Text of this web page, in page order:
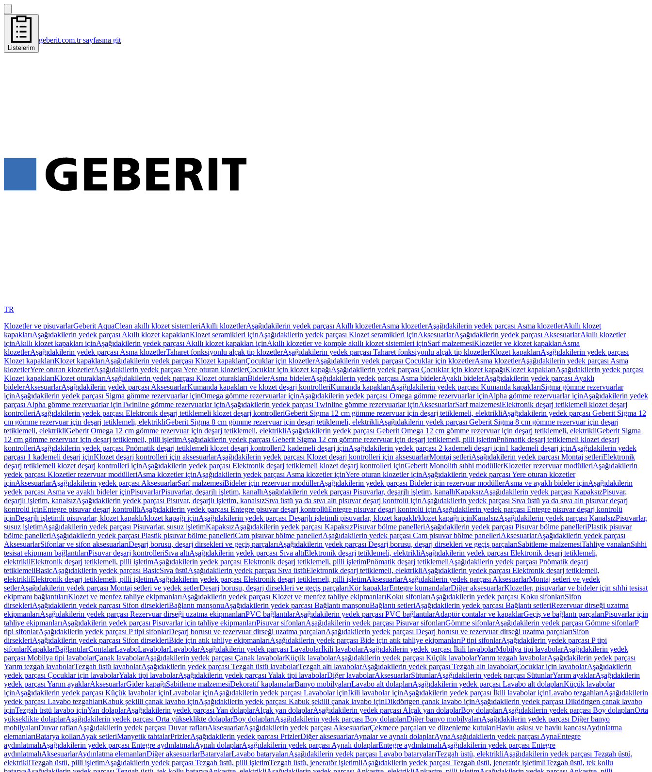
Listelerim
geberit.com.tr sayfasına git
TR
Klozetler ve pisuvarlarGeberit AquaClean akıllı klozet sistemleriAkıllı klozetlerAşağıdakilerin yedek parçası Akıllı klozetlerAsma klozetlerAşağıdakilerin yedek parçası Asma klozetlerAkıllı klozet
kapaklarıAşağıdakilerin yedek parçası Akıllı klozet kapaklarıKlozet seramikleri içinAşağıdakilerin yedek parçası Klozet seramikleri içinAksesuarlarAşağıdakilerin yedek parçası AksesuarlarAkıllı klozetler
içinAkıllı klozet kapakları içinAşağıdakilerin yedek parçası Akıllı klozet kapakları içinAkıllı klozetler ve komple akıllı klozet sistemleri içinSarf malzemesiKlozetler ve klozet kapaklarıAsma
klozetlerAşağıdakilerin yedek parçası Asma klozetlerTaharet fonksiyonlu alçak tip klozetlerAşağıdakilerin yedek parçası Taharet fonksiyonlu alçak tip klozetlerKlozet kapaklarıAşağıdakilerin yedek parçası
Klozet kapaklarıKlozet kapaklarıAşağıdakilerin yedek parçası Klozet kapaklarıÇocuklar için klozetlerAşağıdakilerin yedek parçası Çocuklar için klozetlerAsma klozetlerAşağıdakilerin yedek parçası Asma
klozetlerYere oturan klozetlerAşağıdakilerin yedek parçası Yere oturan klozetlerÇocuklar için klozet kapağıAşağıdakilerin yedek parçası Çocuklar için klozet kapağıKlozet kapaklarıAşağıdakilerin yedek parçası
Klozet kapaklarıKlozet oturaklarıAşağıdakilerin yedek parçası Klozet oturaklarıBidelerAsma bidelerAşağıdakilerin yedek parçası Asma bidelerAyaklı bidelerAşağıdakilerin yedek parçası Ayaklı
bidelerAksesuarlarAşağıdakilerin yedek parçası AksesuarlarKumanda kapakları ve klozet deşarj kontrolleriKumanda kapaklarıAşağıdakilerin yedek parçası Kumanda kapaklarıSigma gömme rezervuarlar
içinAşağıdakilerin yedek parçası Sigma gömme rezervuarlar içinOmega gömme rezervuarlar içinAşağıdakilerin yedek parçası Omega gömme rezervuarlar içinAlpha gömme rezervuarlar içinAşağıdakilerin yedek
parçası Alpha gömme rezervuarlar içinTwinline gömme rezervuarlar içinAşağıdakilerin yedek parçası Twinline gömme rezervuarlar içinAksesuarlarSarf malzemesiElektronik deşarj tetiklemeli klozet deşarj
kontrolleriAşağıdakilerin yedek parçası Elektronik deşarj tetiklemeli klozet deşarj kontrolleriGeberit Sigma 12 cm gömme rezervuar için deşarj tetiklemeli, elektrikliAşağıdakilerin yedek parçası Geberit Sigma 12
cm gömme rezervuar için deşarj tetiklemeli, elektrikliGeberit Sigma 8 cm gömme rezervuar için deşarj tetiklemeli, elektrikliAşağıdakilerin yedek parçası Geberit Sigma 8 cm gömme rezervuar için deşarj
tetiklemeli, elektrikliGeberit Omega 12 cm gömme rezervuar için deşarj tetiklemeli, elektrikliAşağıdakilerin yedek parçası Geberit Omega 12 cm gömme rezervuar için deşarj tetiklemeli, elektrikliGeberit Sigma
12 cm gömme rezervuar için deşarj tetiklemeli, pilli işletimAşağıdakilerin yedek parçası Geberit Sigma 12 cm gömme rezervuar için deşarj tetiklemeli, pilli işletimPnömatik deşarj tetiklemeli klozet deşarj
kontrolleriAşağıdakilerin yedek parçası Pnömatik deşarj tetiklemeli klozet deşarj kontrolleri2 kademeli deşarj içinAşağıdakilerin yedek parçası 2 kademeli deşarj için1 kademeli deşarj içinAşağıdakilerin yedek
parçası 1 kademeli deşarj içinKlozet deşarj kontrolleri için aksesuarlarAşağıdakilerin yedek parçası Klozet deşarj kontrolleri için aksesuarlarMontaj setleriAşağıdakilerin yedek parçası Montaj setleriElektronik
deşarj tetiklemeli klozet deşarj kontrolleri içinAşağıdakilerin yedek parçası Elektronik deşarj tetiklemeli klozet deşarj kontrolleri içinGeberit Monolith sıhhi modüllerKlozetler rezervuar modülleriAşağıdakilerin
yedek parçası Klozetler rezervuar modülleriAsma klozetler içinAşağıdakilerin yedek parçası Asma klozetler içinYere oturan klozetler içinAşağıdakilerin yedek parçası Yere oturan klozetler
içinAksesuarlarAşağıdakilerin yedek parçası AksesuarlarSarf malzemesiBideler için rezervuar modüllerAşağıdakilerin yedek parçası Bideler için rezervuar modüllerAsma ve ayaklı bideler içinAşağıdakilerin
yedek parçası Asma ve ayaklı bideler içinPisuvarlarPisuvarlar, deşarjlı işletim, kanallıAşağıdakilerin yedek parçası Pisuvarlar, deşarjlı işletim, kanallıKapaksızAşağıdakilerin yedek parçası KapaksızPisuvar,
deşarjlı işletim, kanalsızAşağıdakilerin yedek parçası Pisuvar, deşarjlı işletim, kanalsızSıva üstü ya da sıva altı pisuvar deşarj kontrolü içinAşağıdakilerin yedek parçası Sıva üstü ya da sıva altı pisuvar deşarj
kontrolü içinEntegre pisuvar deşarj kontrollüAşağıdakilerin yedek parçası Entegre pisuvar deşarj kontrollüEntegre pisuvar deşarj kontrolü içinAşağıdakilerin yedek parçası Entegre pisuvar deşarj kontrolü
içinDeşarjlı işletimli pisuvarlar, klozet kapaklı/klozet kapağı içinAşağıdakilerin yedek parçası Deşarjlı işletimli pisuvarlar, klozet kapaklı/klozet kapağı içinKanalsızAşağıdakilerin yedek parçası KanalsızPisuvarlar,
susuz işletimAşağıdakilerin yedek parçası Pisuvarlar, susuz işletimKapaksızAşağıdakilerin yedek parçası KapaksızPisuvar bölme panelleriAşağıdakilerin yedek parçası Pisuvar bölme panelleriPlastik pisuvar
bölme panelleriAşağıdakilerin yedek parçası Plastik pisuvar bölme panelleriCam pisuvar bölme panelleriAşağıdakilerin yedek parçası Cam pisuvar bölme panelleriAksesuarlarAşağıdakilerin yedek parçası
AksesuarlarSifonlar ve sifon aksesuarlarıDeşarj borusu, deşarj dirsekleri ve geçiş parçalarıAşağıdakilerin yedek parçası Deşarj borusu, deşarj dirsekleri ve geçiş parçalarıSabitleme malzemesiTahliye vanalarıSıhhi
tesisat ekipmanı bağlantılarıPisuvar deşarj kontrolleriSıva altıAşağıdakilerin yedek parçası Sıva altıElektronik deşarj tetiklemeli, elektrikliAşağıdakilerin yedek parçası Elektronik deşarj tetiklemeli,
elektrikliElektronik deşarj tetiklemeli, pilli işletimAşağıdakilerin yedek parçası Elektronik deşarj tetiklemeli, pilli işletimPnömatik deşarj tetiklemeliAşağıdakilerin yedek parçası Pnömatik deşarj
tetiklemeliBasicAşağıdakilerin yedek parçası BasicSıva üstüAşağıdakilerin yedek parçası Sıva üstüElektronik deşarj tetiklemeli, elektrikliAşağıdakilerin yedek parçası Elektronik deşarj tetiklemeli,
elektrikliElektronik deşarj tetiklemeli, pilli işletimAşağıdakilerin yedek parçası Elektronik deşarj tetiklemeli, pilli işletimAksesuarlarAşağıdakilerin yedek parçası AksesuarlarMontaj setleri ve yedek
setlerAşağıdakilerin yedek parçası Montaj setleri ve yedek setlerDeşarj borusu, deşarj dirsekleri ve geçiş parçalarıKör kapaklarEntegre kumandalarDiğer aksesuarlarKlozetler, pisuvarlar ve bideler için sıhhi tesisat
ekipmanı bağlantılarıKlozet ve menfez tahliye ekipmanlarıAşağıdakilerin yedek parçası Klozet ve menfez tahliye ekipmanlarıKoku sifonlarıAşağıdakilerin yedek parçası Koku sifonlarıSifon
dirsekleriAşağıdakilerin yedek parçası Sifon dirsekleriBağlantı manşonuAşağıdakilerin yedek parçası Bağlantı manşonuBağlantı setleriAşağıdakilerin yedek parçası Bağlantı setleriRezervuar dirseği uzatma
ekipmanlarıAşağıdakilerin yedek parçası Rezervuar dirseği uzatma ekipmanlarıPVC bağlantılarAşağıdakilerin yedek parçası PVC bağlantılarAdaptör contalar ve kapaklarGeçiş ve bağlantı parçalarıPisuvarlar için
tahliye ekipmanlarıAşağıdakilerin yedek parçası Pisuvarlar için tahliye ekipmanlarıPisuvar sifonlarıAşağıdakilerin yedek parçası Pisuvar sifonlarıGömme sifonlarAşağıdakilerin yedek parçası Gömme sifonlarP
tipi sifonlarAşağıdakilerin yedek parçası P tipi sifonlarDeşarj borusu ve rezervuar dirseği uzatma parçalarıAşağıdakilerin yedek parçası Deşarj borusu ve rezervuar dirseği uzatma parçalarıSifon
dirsekleriAşağıdakilerin yedek parçası Sifon dirsekleriBide için atık tahliye ekipmanlarıAşağıdakilerin yedek parçası Bide için atık tahliye ekipmanlarıP tipi sifonlarAşağıdakilerin yedek parçası P tipi
sifonlarKapaklarBağlantılarContalarLavaboLavabolarLavabolarAşağıdakilerin yedek parçası Lavabolarİkili lavabolarAşağıdakilerin yedek parçası İkili lavabolarMobilya tipi lavabolarAşağıdakilerin yedek
parçası Mobilya tipi lavabolarÇanak lavabolarAşağıdakilerin yedek parçası Çanak lavabolarKüçük lavabolarAşağıdakilerin yedek parçası Küçük lavabolarYarım tezgah lavabolarAşağıdakilerin yedek parçası
Yarım tezgah lavabolarTezgah üstü lavabolarAşağıdakilerin yedek parçası Tezgah üstü lavabolarTezgah altı lavabolarAşağıdakilerin yedek parçası Tezgah altı lavabolarÇocuklar için lavabolarAşağıdakilerin
yedek parçası Çocuklar için lavabolarYalak tipi lavabolarAşağıdakilerin yedek parçası Yalak tipi lavabolarDiğer lavabolarAksesuarlarSütunlarAşağıdakilerin yedek parçası SütunlarYarım ayaklarAşağıdakilerin
yedek parçası Yarım ayaklarAksesuarlarGider kapağıSabitleme malzemesiDekoratif kaplamalarBanyo mobilyalarıLavabo alt dolaplarıAşağıdakilerin yedek parçası Lavabo alt dolaplarıKüçük lavabolar
içinAşağıdakilerin yedek parçası Küçük lavabolar içinLavabolar içinAşağıdakilerin yedek parçası Lavabolar içinİkili lavabolar içinAşağıdakilerin yedek parçası İkili lavabolar içinLavabo tezgahlarıAşağıdakilerin
yedek parçası Lavabo tezgahlarıKabuk şekilli çanak lavabo içinAşağıdakilerin yedek parçası Kabuk şekilli çanak lavabo içinDikdörtgen çanak lavabo içinAşağıdakilerin yedek parçası Dikdörtgen çanak lavabo
içinTezgah üstü lavabo içinYan dolaplarAşağıdakilerin yedek parçası Yan dolaplarAlçak yan dolaplarAşağıdakilerin yedek parçası Alçak yan dolaplarBoy dolaplarıAşağıdakilerin yedek parçası Boy dolaplarıOrta
yükseklikte dolaplarAşağıdakilerin yedek parçası Orta yükseklikte dolaplarBoy dolaplarıAşağıdakilerin yedek parçası Boy dolaplarıDiğer banyo mobilyalarıAşağıdakilerin yedek parçası Diğer banyo
mobilyalarıDuvar raflarıAşağıdakilerin yedek parçası Duvar raflarıAksesuarlarAşağıdakilerin yedek parçası AksesuarlarÇekmece parçaları ve düzenleme kutularıHavlu askısı ve havlu kancasıAydınlatma
elemanlarıBatarya kollarıAyak setleriManyetik tahtalarPrizlerAşağıdakilerin yedek parçası PrizlerDiğer aksesuarlarAynalar ve aynalı dolaplarAynaAşağıdakilerin yedek parçası AynaEntegre
aydınlatmalıAşağıdakilerin yedek parçası Entegre aydınlatmalıAynalı dolaplarAşağıdakilerin yedek parçası Aynalı dolaplarEntegre aydınlatmalıAşağıdakilerin yedek parçası Entegre
aydınlatmalıAksesuarlarAydınlatma elemanlarıDiğer aksesuarlarBataryalarLavabo bataryalarıAşağıdakilerin yedek parçası Lavabo bataryalarıTezgah üstü, elektrikliAşağıdakilerin yedek parçası Tezgah üstü,
elektrikliTezgah üstü, pilli işletimAşağıdakilerin yedek parçası Tezgah üstü, pilli işletimTezgah üstü, jeneratör işletimliAşağıdakilerin yedek parçası Tezgah üstü, jeneratör işletimliTezgah üstü, tek kollu